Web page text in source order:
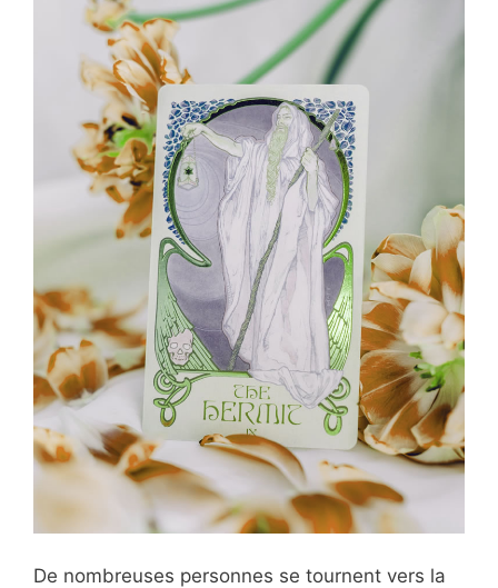
De nombreuses personnes se tournent vers la